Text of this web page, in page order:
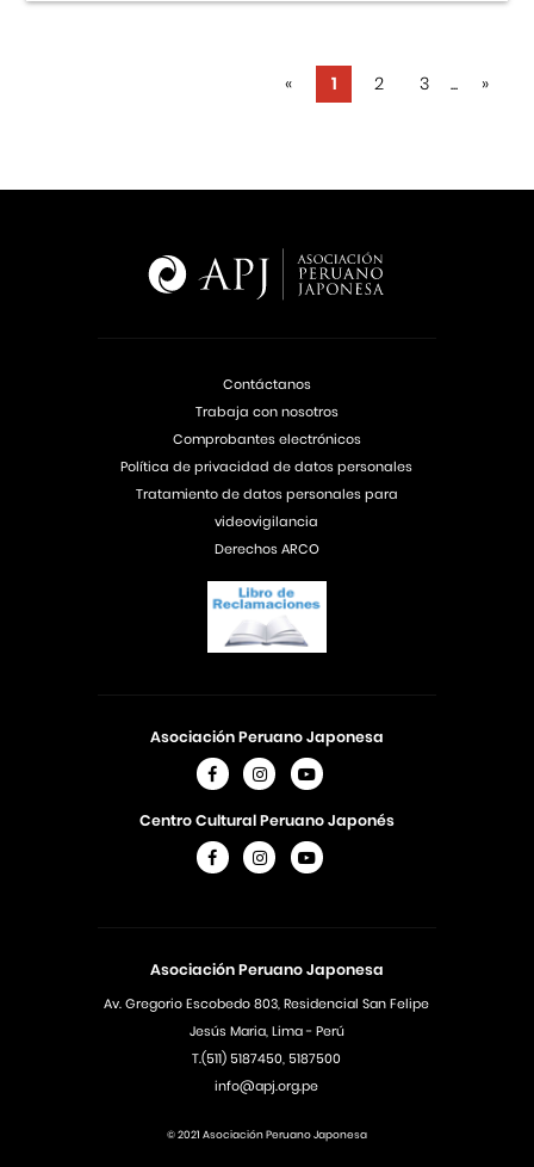
« 1 2 3 ... »
Asociación Peruano Japonesa
Av. Gregorio Escobedo 803, Residencial San Felipe
Jesús Maria, Lima - Perú
T.(511) 5187450, 5187500
info@apj.org.pe
Asociación Peruano Japonesa
Centro Cultural Peruano Japonés
Contáctanos
Trabaja con nosotros
Comprobantes electrónicos
Política de privacidad de datos personales
Tratamiento de datos personales para
videovigilancia
Derechos ARCO
© 2021 Asociación Peruano Japonesa